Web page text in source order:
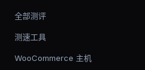
全部测评
测速工具
WooCommerce 主机